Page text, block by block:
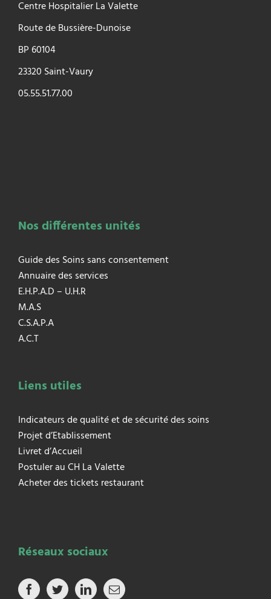
Centre Hospitalier La Valette
Route de Bussière-Dunoise
BP 60104
23320 Saint-Vaury
05.55.51.77.00
Nos différentes unités
Guide des Soins sans consentement
Annuaire des services
E.H.P.A.D – U.H.R
M.A.S
C.S.A.P.A
A.C.T
Liens utiles
Indicateurs de qualité et de sécurité des soins
Projet d’Etablissement
Livret d’Accueil
Postuler au CH La Valette
Acheter des tickets restaurant
Réseaux sociaux